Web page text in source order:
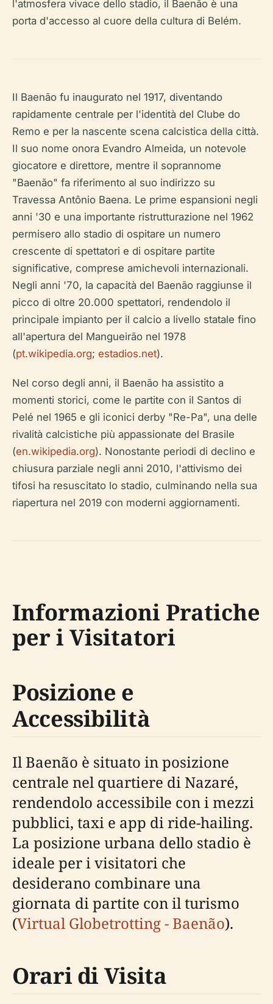
l'atmosfera vivace dello stadio, il Baenão è una
porta d'accesso al cuore della cultura di Belém.
Il Baenão fu inaugurato nel 1917, diventando
rapidamente centrale per l'identità del Clube do
Remo e per la nascente scena calcistica della città.
Il suo nome onora Evandro Almeida, un notevole
giocatore e direttore, mentre il soprannome
"Baenão" fa riferimento al suo indirizzo su
Travessa Antônio Baena. Le prime espansioni negli
anni '30 e una importante ristrutturazione nel 1962
permisero allo stadio di ospitare un numero
crescente di spettatori e di ospitare partite
significative, comprese amichevoli internazionali.
Negli anni '70, la capacità del Baenão raggiunse il
picco di oltre 20.000 spettatori, rendendolo il
principale impianto per il calcio a livello statale fino
all'apertura del Mangueirão nel 1978
(pt.wikipedia.org; estadios.net).
Nel corso degli anni, il Baenão ha assistito a
momenti storici, come le partite con il Santos di
Pelé nel 1965 e gli iconici derby "Re-Pa", una delle
rivalità calcistiche più appassionate del Brasile
(en.wikipedia.org). Nonostante periodi di declino e
chiusura parziale negli anni 2010, l'attivismo dei
tifosi ha resuscitato lo stadio, culminando nella sua
riapertura nel 2019 con moderni aggiornamenti.
Informazioni Pratiche
per i Visitatori
Posizione e
Accessibilità
Il Baenão è situato in posizione
centrale nel quartiere di Nazaré,
rendendolo accessibile con i mezzi
pubblici, taxi e app di ride-hailing.
La posizione urbana dello stadio è
ideale per i visitatori che
desiderano combinare una
giornata di partite con il turismo
(Virtual Globetrotting - Baenão).
Orari di Visita